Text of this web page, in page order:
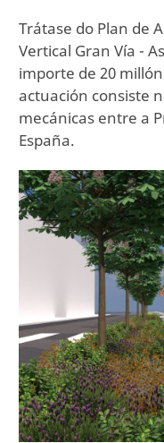
Trátase do Plan de
Vertical Gran Vía -
importe de 20
actuación consiste
mecánicas entre a
España.